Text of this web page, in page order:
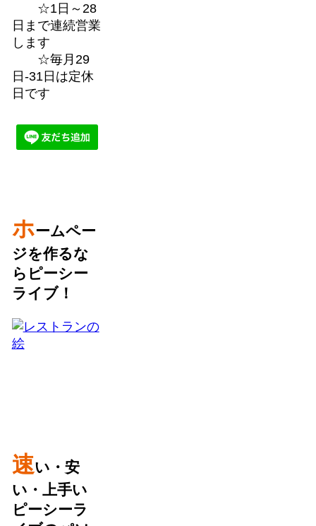
☆1日～28
日まで連続営業
します
☆毎月29
日-31日は定休
日です
ホームペー
ジを作るな
らピーシー
ライブ！
速い・安
い・上手い
ピーシーラ